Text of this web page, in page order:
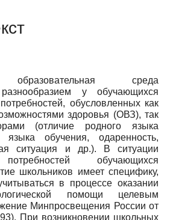
образовательная среда
разнообразием у обучающихся
обусловленных как
здоровья (ОВЗ), так
(отличие родного языка
обучения, одаренность,
ситуация и др.). В ситуации
обучающихся
школьников имеет специфику,
в процессе оказании
помощи целевым
Минпросвещения России от
При возникновении школьных